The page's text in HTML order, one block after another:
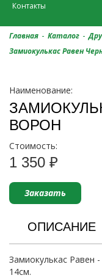
Контакты
Главная - Каталог -
Замиокулькас Равен
Наименование:
ВОРОН
Стоимость:
1 350 ₽
Заказать
ОПИСАНИЕ
Замиокулькас Равен
14см.